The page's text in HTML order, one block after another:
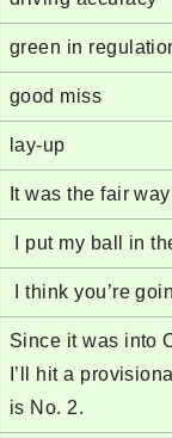
green in
good miss
lay-up
It was the fair
I put my ball in
I think you’re
Since it was into
I’ll hit a
is No. 2.